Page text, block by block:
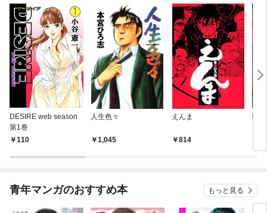
DESIRE web season
第1巻
110
人生色々
1,045
えんま
814
呪
青年マンガのおすすめ本 もっと見る